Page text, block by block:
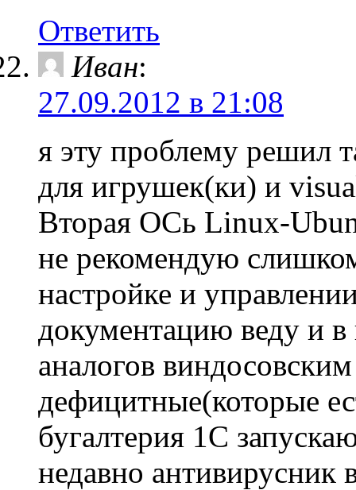
Ответить
Иван:
27.09.2012 в 21:08
я эту проблему решил
для игрушек(ки) и
Вторая ОСь Linux-
не рекомендую
настройке и
документацию веду и
аналогов
дефицитные(которые
бугалтерия 1С
недавно